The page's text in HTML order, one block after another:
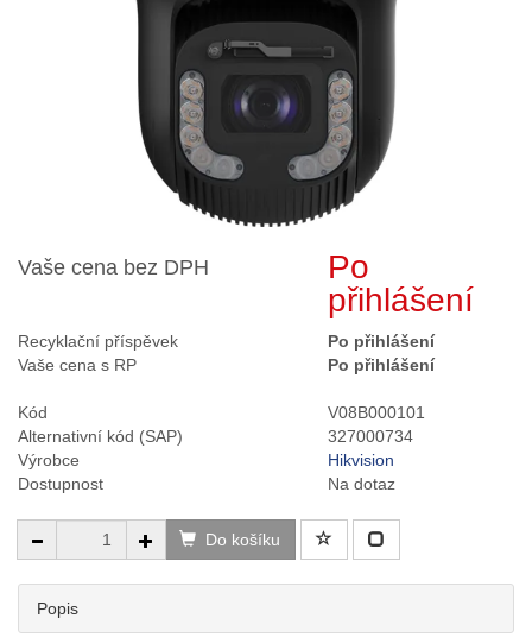
Vaše cena bez DPH
Po
přihlášení
Recyklační příspěvek
Po přihlášení
Vaše cena s RP
Po přihlášení
Kód
V08B000101
Alternativní kód (SAP)
327000734
Výrobce
Hikvision
Dostupnost
Na dotaz
Do košíku
Popis